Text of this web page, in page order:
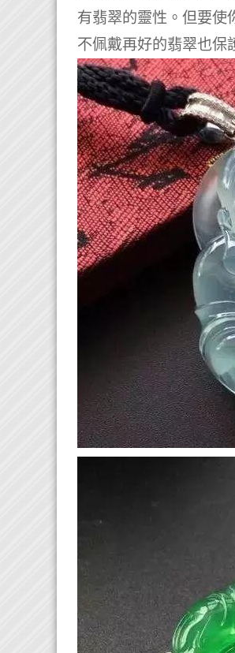
有翡翠的靈性。 但要使
不佩戴再好的翡翠也保